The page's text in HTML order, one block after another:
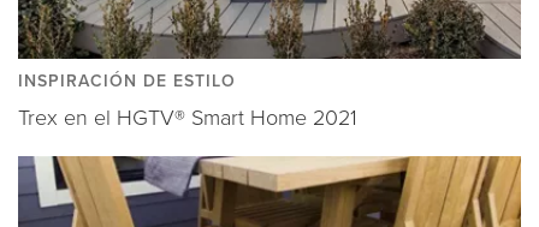
INSPIRACIÓN DE ESTILO
Trex en el HGTV® Smart Home 2021